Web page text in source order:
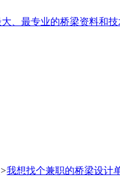
>我想找个兼职的桥梁设计